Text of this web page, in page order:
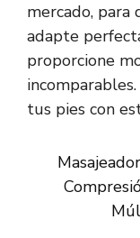
mercado,
adapte
proporcione
tus pies con